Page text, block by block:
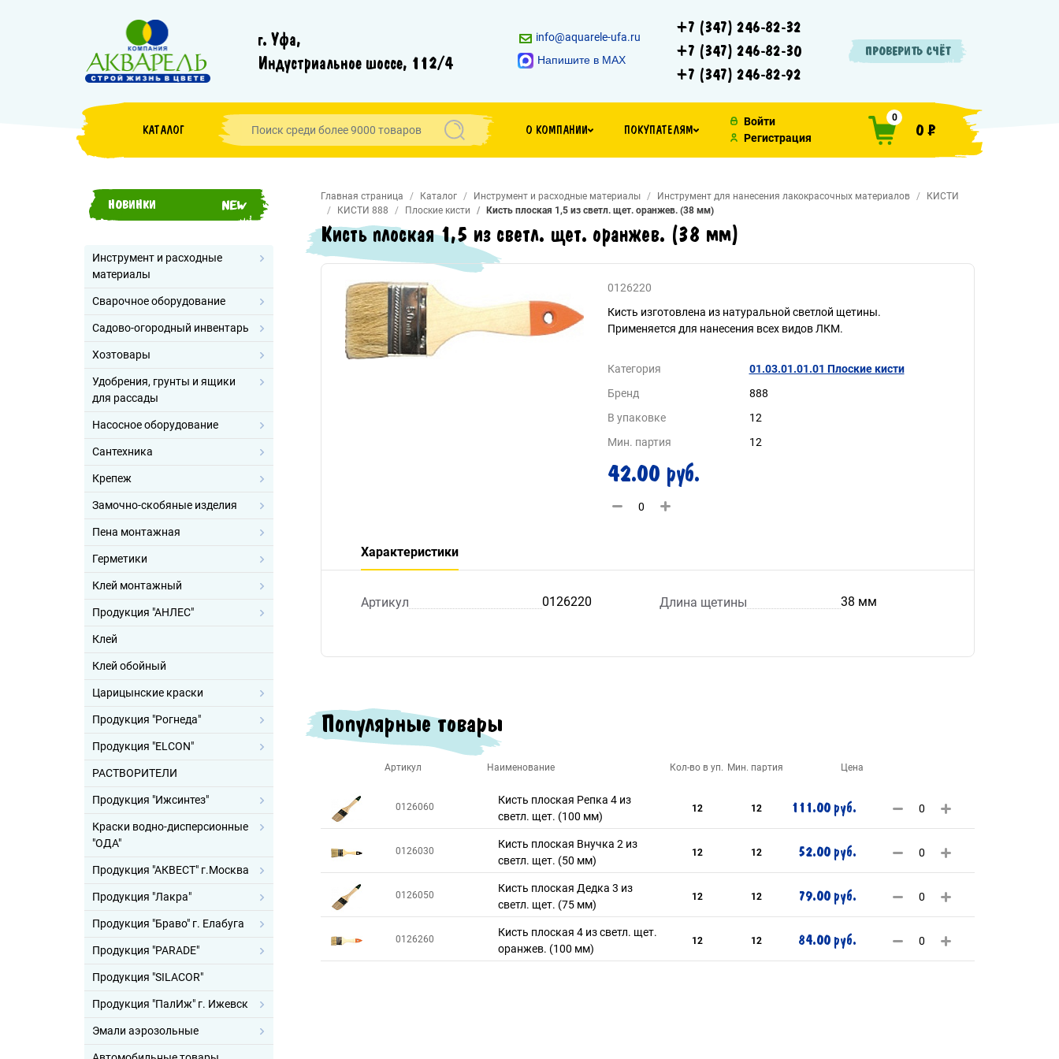
г. Уфа,
Индустриальное шоссе, 112/4
info@aquarele-ufa.ru
Напишите в MAX
+7 (347) 246-82-32
+7 (347) 246-82-30
+7 (347) 246-82-92
ПРОВЕРИТЬ СЧЁТ
КАТАЛОГ О КОМПАНИИ ПОКУПАТЕЛЯМ
Войти
Регистрация
0
0 ₽
НОВИНКИ
Инструмент и расходные
материалы
Сварочное оборудование
Садово-огородный инвентарь
Хозтовары
Удобрения, грунты и ящики
для рассады
Насосное оборудование
Сантехника
Крепеж
Замочно-скобяные изделия
Пена монтажная
Герметики
Клей монтажный
Продукция "АНЛЕС"
Клей
Клей обойный
Царицынские краски
Продукция "Рогнеда"
Продукция "ELCON"
РАСТВОРИТЕЛИ
Продукция "Ижсинтез"
Краски водно-дисперсионные
"ОДА"
Продукция "АКВЕСТ" г.Москва
Продукция "Лакра"
Продукция "Браво" г. Елабуга
Продукция "PARADE"
Продукция "SILACOR"
Продукция "ПалИж" г. Ижевск
Эмали аэрозольные
Главная страница Каталог Инструмент и расходные материалы Инструмент для нанесения лакокрасочных материалов
КИСТИ
КИСТИ 888
Плоские кисти Кисть плоская 1,5 из светл. щет. оранжев. (38 мм)
Кисть плоская 1,5 из светл. щет. оранжев. (38 мм)
0126220
Кисть изготовлена из натуральной светлой щетины.
Применяется для нанесения всех видов ЛКМ.
Категория
01.03.01.01.01 Плоские кисти
Бренд
888
В упаковке
12
Мин. партия
12
42.00 руб.
Характеристики
Артикул 0126220 Длина щетины 38 мм
Популярные товары
Артикул Наименование Кол-во в уп. Мин. партия Цена
0126060
Кисть плоская Репка 4 из
светл. щет. (100 мм)
12 12 111.00 руб.
0126030
Кисть плоская Внучка 2 из
светл. щет. (50 мм)
12 12 52.00 руб.
0126050
Кисть плоская Дедка 3 из
светл. щет. (75 мм)
12 12 79.00 руб.
0126260
Кисть плоская 4 из светл. щет.
оранжев. (100 мм)
12 12 84.00 руб.